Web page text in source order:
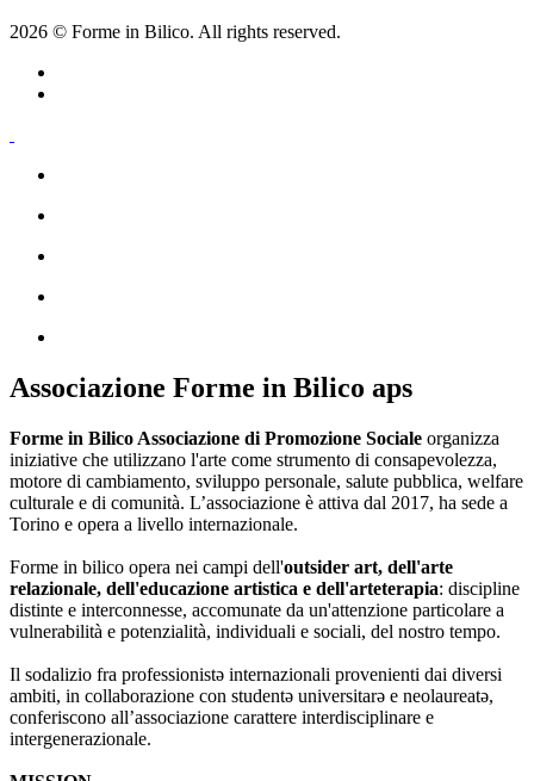
2026 © Forme in Bilico. All rights reserved.
Associazione Forme in Bilico aps
Forme in Bilico Associazione di Promozione Sociale organizza
iniziative che utilizzano l'arte come strumento di consapevolezza,
motore di cambiamento, sviluppo personale, salute pubblica, welfare
culturale e di comunità. L’associazione è attiva dal 2017, ha sede a
Torino e opera a livello internazionale.
Forme in bilico opera nei campi dell'outsider art, dell'arte
relazionale, dell'educazione artistica e dell'arteterapia: discipline
distinte e interconnesse, accomunate da un'attenzione particolare a
vulnerabilità e potenzialità, individuali e sociali, del nostro tempo.
Il sodalizio fra professionistə internazionali provenienti dai diversi
ambiti, in collaborazione con studentə universitarə e neolaureatə,
conferiscono all’associazione carattere interdisciplinare e
intergenerazionale.